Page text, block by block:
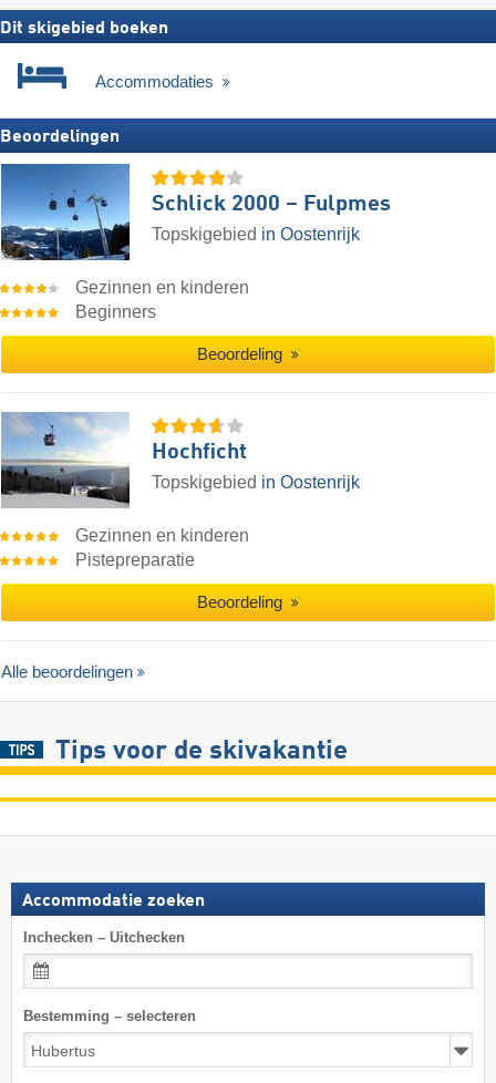
Dit skigebied boeken
Accommodaties
Beoordelingen
Schlick 2000 – Fulpmes
Topskigebied in Oostenrijk
Gezinnen en kinderen
Beginners
Beoordeling
Hochficht
Topskigebied in Oostenrijk
Gezinnen en kinderen
Pistepreparatie
Beoordeling
Alle beoordelingen
Tips voor de skivakantie
Accommodatie zoeken
Inchecken – Uitchecken
Bestemming – selecteren